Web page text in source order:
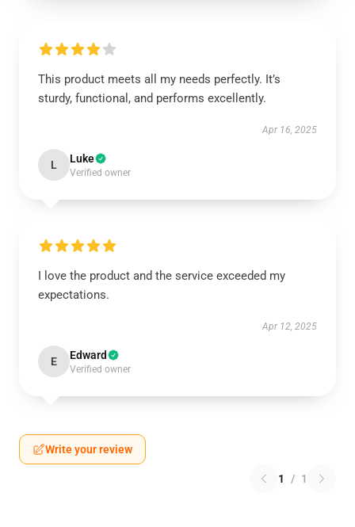
This product meets all my needs perfectly. It’s
sturdy, functional, and performs excellently.
Apr 16, 2025
L Luke
Verified owner
I love the product and the service exceeded my
expectations.
Apr 12, 2025
E Edward
Verified owner
Write your review
1 / 1